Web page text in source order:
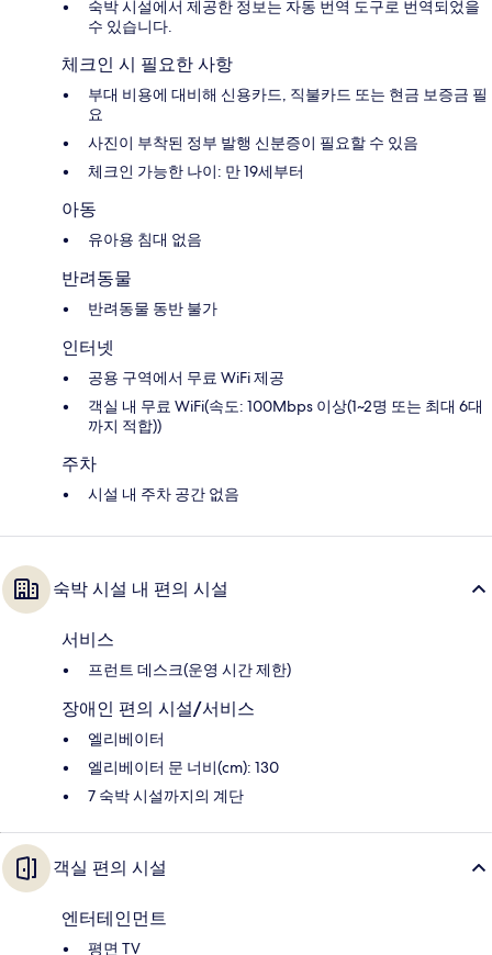
숙박 시설에서 제공한 정보는 자동 번역 도구로 번역되었을
수 있습니다.
체크인 시 필요한 사항
부대 비용에 대비해 신용카드, 직불카드 또는 현금 보증금 필
요
사진이 부착된 정부 발행 신분증이 필요할 수 있음
체크인 가능한 나이: 만 19세부터
아동
유아용 침대 없음
반려동물
반려동물 동반 불가
인터넷
공용 구역에서 무료 WiFi 제공
객실 내 무료 WiFi(속도: 100Mbps 이상(1~2명 또는 최대 6대
까지 적합))
주차
시설 내 주차 공간 없음
숙박 시설 내 편의 시설
서비스
프런트 데스크(운영 시간 제한)
장애인 편의 시설/서비스
엘리베이터
엘리베이터 문 너비(cm): 130
7 숙박 시설까지의 계단
객실 편의 시설
엔터테인먼트
평면 TV